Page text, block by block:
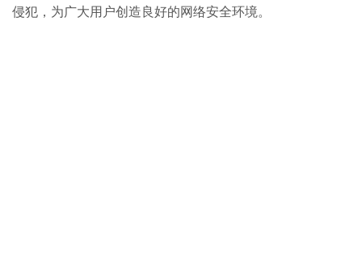
侵犯，为广大用户创造良好的网络安全环境。